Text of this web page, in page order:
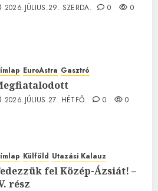
2026.JÚLIUS.29. SZERDA. 0 0
EuroAstra Gasztró
2026.JÚLIUS.27. HÉTFŐ. 0 0
Külföld Utazási Kalauz
fel Közép-Ázsiát! –
rész